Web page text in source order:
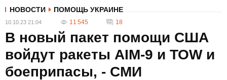
НОВОСТИ ПОМОЩЬ УКРАИНЕ
10.10.23 21:04 11 545 18
В новый пакет помощи США
войдут ракеты AIM-9 и TOW и
боеприпасы, - СМИ